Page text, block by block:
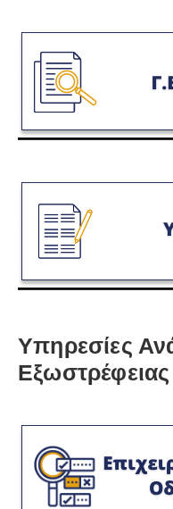
Υπηρεσίες
Εξωστρέφειας